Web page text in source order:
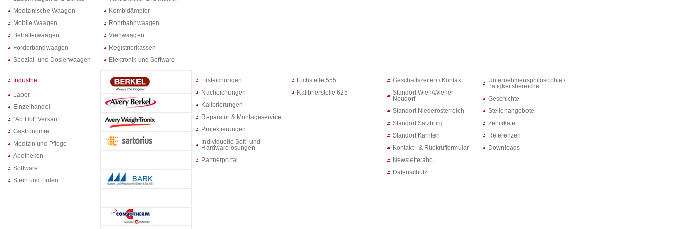
Medizinische Waagen
Mobile Waagen
Behälterwaagen
Förderbandwaagen
Spezial- und Dosierwaagen
Kombidämpfer
Rohrbahnwaagen
Viehwaagen
Registrierkassen
Elektronik und Software
Industrie
Labor
Einzelhandel
"Ab Hof" Verkauf
Gastronomie
Medizin und Pflege
Apotheken
Software
Stein und Erden
Ersteichungen
Nacheichungen
Kalibrierungen
Reparatur & Montageservice
Projektierungen
Individuelle Soft- und
Hardwarelösungen
Partnerportal
Eichstelle 555
Kalibrierstelle 625
Geschäftszeiten / Kontakt
Standort Wien/Wiener
Neudorf
Standort Niederösterreich
Standort Salzburg
Standort Kärnten
Kontakt - & Rückrufformular
Newsletterabo
Datenschutz
Unternehmensphilosophie /
Tätigkeitsbereiche
Geschichte
Stellenangebote
Zertifikate
Referenzen
Downloads